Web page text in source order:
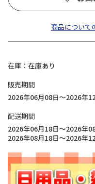
商品について
在庫
在庫あり
販売期間
2026年06月08日～2026年
配送期間
2026年06月18日～2026年
2026年08月18日～2026年